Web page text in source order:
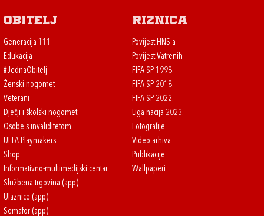
Obitelj
Generacija 111
Edukacija
#JednaObitelj
Ženski nogomet
Veterani
Dječji i školski nogomet
Osobe s invaliditetom
UEFA Playmakers
Shop
Informativno-multimedijski centar
Službena trgovina (app)
Ulaznice (app)
Semafor (app)
Riznica
Povijest HNS-a
Povijest Vatrenih
FIFA SP 1998.
FIFA SP 2018.
FIFA SP 2022.
Liga nacija 2023.
Fotografije
Video arhiva
Publikacije
Wallpaperi